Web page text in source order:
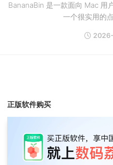
BananaBin 是一款面向 Mac 用
一个很实用的
正版软件购买